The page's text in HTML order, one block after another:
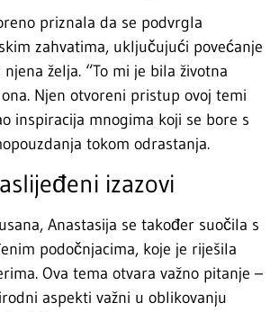
priznala da se podvrgla
zahvatima, uključujući povećanje
želja. “To mi je bila životna
Njen otvoreni pristup ovoj temi
inspiracija mnogima koji se bore s
tokom odrastanja.
izazovi
Anastasija se također suočila s
podočnjacima, koje je riješila
Ova tema otvara važno pitanje –
aspekti važni u oblikovanju